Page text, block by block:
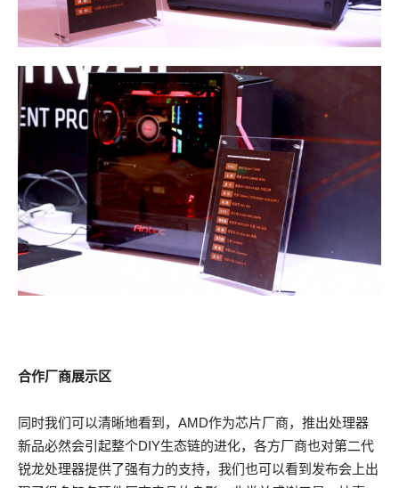
合作厂商展示区
同时我们可以清晰地看到，AMD作为芯片厂商，推出处理器
新品必然会引起整个DIY生态链的进化，各方厂商也对第二代
锐龙处理器提供了强有力的支持，我们也可以看到发布会上出